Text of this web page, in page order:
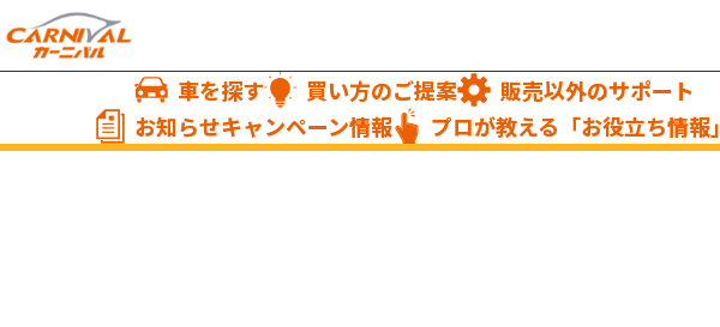
車を探す 買い方のご提案
販売以外のサポート
お知らせキャンペーン情報
プロが教える「お役立ち情報」